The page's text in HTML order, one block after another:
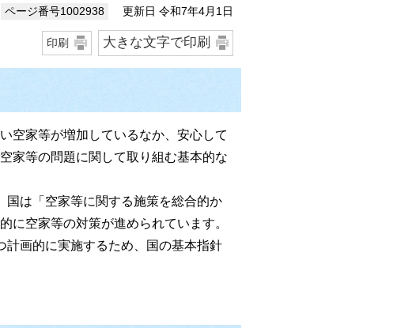
ページ番号1002938 更新日 令和7年4月1日
印刷 大きな文字で印刷
空家等が増加しているなか、安心して
家等の問題に関して取り組む基本的な
は「空家等に関する施策を総合的か
に空家等の対策が進められています。
画的に実施するため、国の基本指針